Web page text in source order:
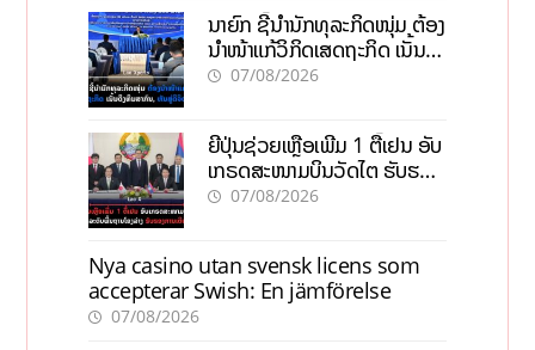
ນາຍົກ ຊີ້ນຳນັກທຸລະກິດໜຸ່ມ ຕ້ອງ
ນຳໜ້າແກ້ວິກິດເສດຖະກິດ ເນັ້ນດຶງ
ທຶນສາກົນ, ຫັນສູ່ດິຈິຕອນ
07/08/2026
ຍີ່ປຸ່ນຊ່ວຍເຫຼືອເພີ່ມ 1 ຕື້ເຢນ ອັບ
ເກຣດສະໜາມບິນວັດໄຕ ຮັບຮອງ
ການເຕີບໂຕ
07/08/2026
Nya casino utan svensk licens som
accepterar Swish: En jämförelse
07/08/2026